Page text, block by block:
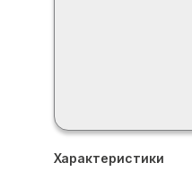
Характеристики